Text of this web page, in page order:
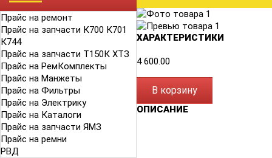
Прайс на ремонт
Прайс на запчасти К700 К701
К744
Прайс на запчасти Т150К ХТЗ
Прайс на РемКомплекты
Прайс на Манжеты
Прайс на Фильтры
Прайс на Электрику
Прайс на Каталоги
Прайс на запчасти ЯМЗ
Прайс на ремни
РВД
ХАРАКТЕРИСТИКИ
4 600.00
В корзину
ОПИСАНИЕ